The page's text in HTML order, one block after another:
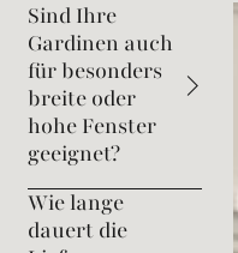
Sind Ihre
Gardinen auch
für besonders
breite oder
hohe Fenster
geeignet?
Wie lange
dauert die